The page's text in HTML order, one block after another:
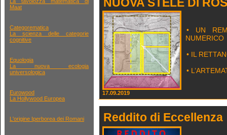
Maat
Categorematica
La scienza delle categorie
cognitive
Equologia
La nuova ecologia
universologica
Eurowood
La Hollywood Europea
L'origine Iperborea dei Romani
• UN
NUMERICO
• IL
•
17.09.2019
Reddito di Eccellenza